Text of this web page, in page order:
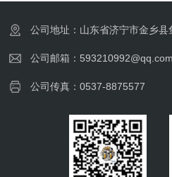
公司地址：山东省济宁市金乡
公司邮箱：593210992@qq.com
公司传真：0537-8875577